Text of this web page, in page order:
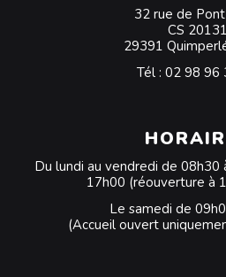
32 rue de
CS 20131
29391
Tél : 02 98 96
Du lundi au vendredi de
17h00 (réouverture à
Le samedi de
(Accueil ouvert